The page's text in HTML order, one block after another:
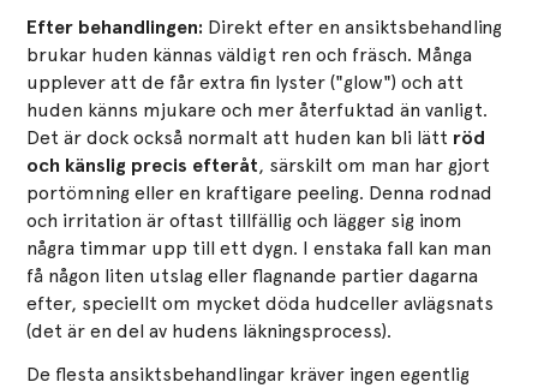
Efter behandlingen: Direkt efter en ansiktsbehandling
brukar huden kännas väldigt ren och fräsch. Många
upplever att de får extra fin lyster ("glow") och att
huden känns mjukare och mer återfuktad än vanligt.
Det är dock också normalt att huden kan bli lätt röd
och känslig precis efteråt, särskilt om man har gjort
portömning eller en kraftigare peeling. Denna rodnad
och irritation är oftast tillfällig och lägger sig inom
några timmar upp till ett dygn​. I enstaka fall kan man
få någon liten utslag eller flagnande partier dagarna
efter, speciellt om mycket döda hudceller avlägsnats
(det är en del av hudens läkningsprocess)​.
De flesta ansiktsbehandlingar kräver ingen egentlig